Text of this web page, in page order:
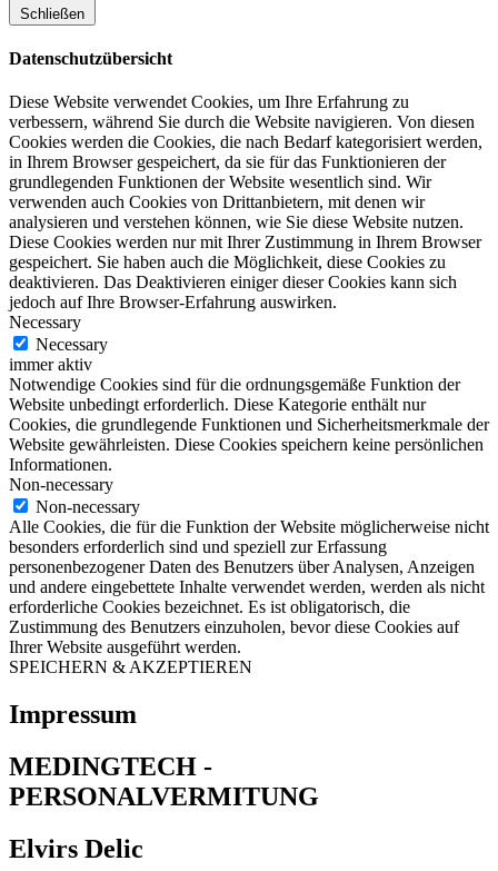
Schließen
Datenschutzübersicht
Diese Website verwendet Cookies, um Ihre Erfahrung zu
verbessern, während Sie durch die Website navigieren. Von diesen
Cookies werden die Cookies, die nach Bedarf kategorisiert werden,
in Ihrem Browser gespeichert, da sie für das Funktionieren der
grundlegenden Funktionen der Website wesentlich sind. Wir
verwenden auch Cookies von Drittanbietern, mit denen wir
analysieren und verstehen können, wie Sie diese Website nutzen.
Diese Cookies werden nur mit Ihrer Zustimmung in Ihrem Browser
gespeichert. Sie haben auch die Möglichkeit, diese Cookies zu
deaktivieren. Das Deaktivieren einiger dieser Cookies kann sich
jedoch auf Ihre Browser-Erfahrung auswirken.
Necessary
Necessary
immer aktiv
Notwendige Cookies sind für die ordnungsgemäße Funktion der
Website unbedingt erforderlich. Diese Kategorie enthält nur
Cookies, die grundlegende Funktionen und Sicherheitsmerkmale der
Website gewährleisten. Diese Cookies speichern keine persönlichen
Informationen.
Non-necessary
Non-necessary
Alle Cookies, die für die Funktion der Website möglicherweise nicht
besonders erforderlich sind und speziell zur Erfassung
personenbezogener Daten des Benutzers über Analysen, Anzeigen
und andere eingebettete Inhalte verwendet werden, werden als nicht
erforderliche Cookies bezeichnet. Es ist obligatorisch, die
Zustimmung des Benutzers einzuholen, bevor diese Cookies auf
Ihrer Website ausgeführt werden.
SPEICHERN & AKZEPTIEREN
Impressum
MEDINGTECH -
PERSONALVERMITUNG
Elvirs Delic